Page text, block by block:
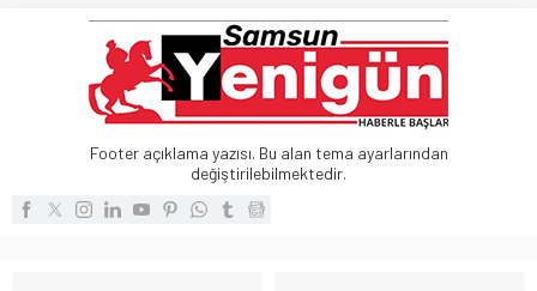
Footer açıklama yazısı. Bu alan tema ayarlarından
değiştirilebilmektedir.